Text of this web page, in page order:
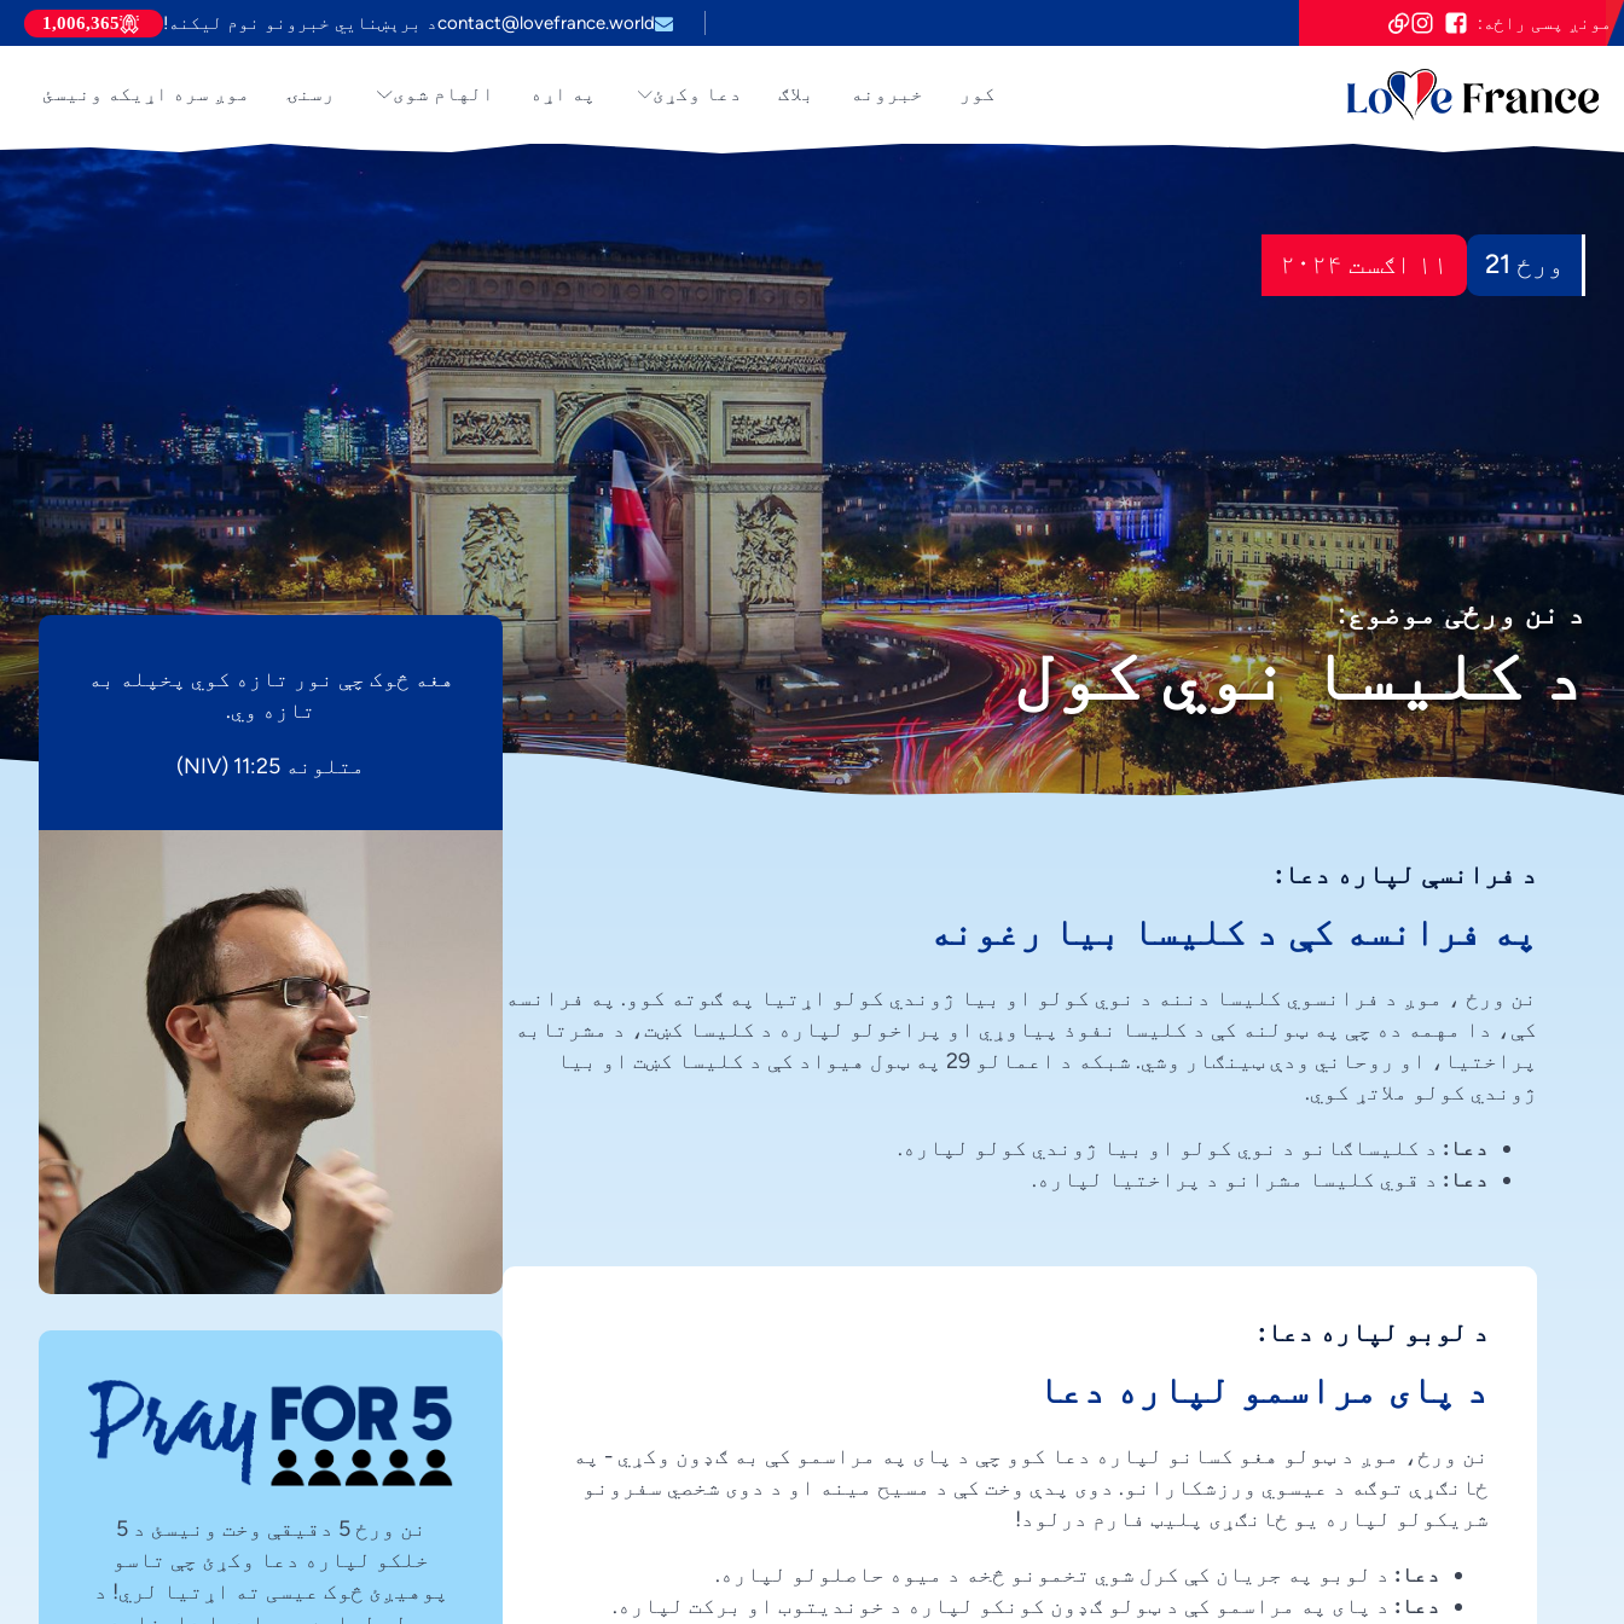
مونږ پسی راځه: contact@lovefrance.worldد برېښنايي خبرونو نوم لیکنه! 1,006,365
کور خبرونه بلاګ دعا وکړئ په اړه الهام شوی رسنۍ موږ سره اړیکه ونیسئ
ورځ 21 ۱۱ اګست ۲۰۲۴
د نن ورځی موضوع:
د کلیسا نوي کول
د فرانسې لپاره دعا:
په فرانسه کې د کلیسا بیا رغونه
نن ورځ ، موږ د فرانسوي کلیسا دننه د نوي کولو او بیا ژوندي کولو اړتیا په ګوته کوو. په فرانسه
کې، دا مهمه ده چې په ټولنه کې د کلیسا نفوذ پیاوړي او پراخولو لپاره د کلیسا کښت، د مشرتابه
پراختیا، او روحاني ودې ټینګار وشي. شبکه د اعمالو 29 په ټول هیواد کې د کلیسا کښت او بیا
ژوندي کولو ملاتړ کوي.
دعا: د کلیساګانو د نوي کولو او بیا ژوندي کولو لپاره.
دعا: د قوي کلیسا مشرانو د پراختیا لپاره.
د لوبو لپاره دعا:
د پای مراسمو لپاره دعا
نن ورځ، موږ د ټولو هغو کسانو لپاره دعا کوو چې د پای په مراسمو کې به ګډون وکړي - په
ځانګړې توګه د عیسوي ورزشکارانو. دوی پدې وخت کې د مسیح مینه او د دوی شخصي سفرونو
شریکولو لپاره یو ځانګړی پلیټ فارم درلود!
دعا: د لوبو په جریان کې کرل شوي تخمونو څخه د میوه حاصلولو لپاره.
دعا: د پای په مراسمو کې د ټولو ګډون کونکو لپاره د خوندیتوب او برکت لپاره.
هغه څوک چې نور تازه کوي پخپله به
تازه وي.
متلونه 11:25 (NIV)
نن ورځ 5 دقیقې وخت ونیسئ د 5
خلکو لپاره دعا وکړئ چې تاسو
پوهیږئ څوک عیسی ته اړتیا لري! د